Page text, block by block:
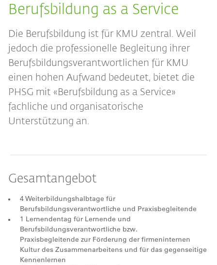
Berufsbildung as a Service
Die Berufsbildung ist für KMU zentral. Weil
jedoch die professionelle Begleitung ihrer
Berufsbildungsverantwortlichen für KMU
einen hohen Aufwand bedeutet, bietet die
PHSG mit «Berufsbildung as a Service»
fachliche und organisatorische
Unterstützung an.
Gesamtangebot
4 Weiterbildungshalbtage für
Berufsbildungsverantwortliche und Praxisbegleitende
1 Lernendentag für Lernende und
Berufsbildungsverantwortliche bzw.
Praxisbegleitende zur Förderung der firmeninternen
Kultur des Zusammenarbeitens und für das gegenseitige
Kennenlernen